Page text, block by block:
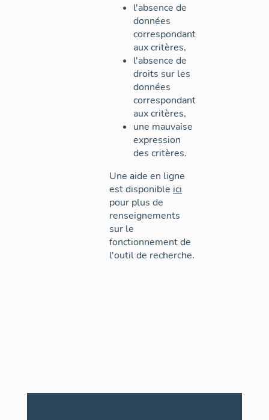
l'absence de
données
correspondant
aux critères,
l'absence de
droits sur les
données
correspondant
aux critères,
une mauvaise
expression
des critères.
Une aide en ligne
est disponible ici
pour plus de
renseignements
sur le
fonctionnement de
l'outil de recherche.